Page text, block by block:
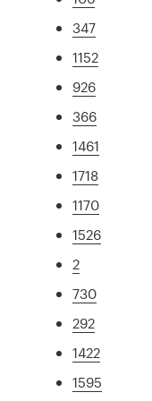
347
1152
926
366
1461
1718
1170
1526
2
730
292
1422
1595